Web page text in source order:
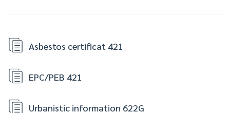
Asbestos certificat 421
EPC/PEB 421
Urbanistic information 622G